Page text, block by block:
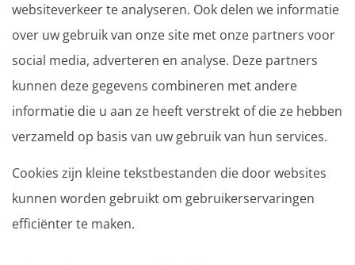
websiteverkeer te analyseren. Ook delen we informatie
over uw gebruik van onze site met onze partners voor
social media, adverteren en analyse. Deze partners
kunnen deze gegevens combineren met andere
informatie die u aan ze heeft verstrekt of die ze hebben
verzameld op basis van uw gebruik van hun services.
Cookies zijn kleine tekstbestanden die door websites
kunnen worden gebruikt om gebruikerservaringen
efficiënter te maken.